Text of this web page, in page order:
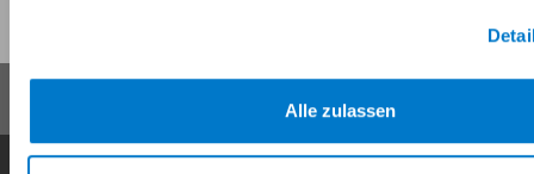
Alle zulassen
AV Gegevensbescherming Impressum Contact